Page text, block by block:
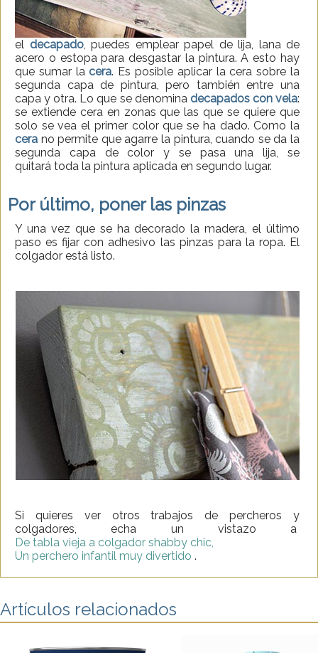
el decapado, puedes emplear papel de lija, lana de
acero o estopa para desgastar la pintura. A esto hay
que sumar la cera. Es posible aplicar la cera sobre la
segunda capa de pintura, pero también entre una
capa y otra. Lo que se denomina decapados con vela:
se extiende cera en zonas que las que se quiere que
solo se vea el primer color que se ha dado. Como la
cera no permite que agarre la pintura, cuando se da la
segunda capa de color y se pasa una lija, se
quitará toda la pintura aplicada en segundo lugar.
Por último, poner las pinzas
Y una vez que se ha decorado la madera, el último
paso es fijar con adhesivo las pinzas para la ropa. El
colgador está listo.
Si quieres ver otros trabajos de percheros y
colgadores, echa un vistazo a
De tabla vieja a colgador shabby chic,
Un perchero infantil muy divertido .
Artículos relacionados